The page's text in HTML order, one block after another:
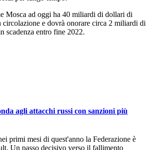
Mosca ad oggi ha 40 miliardi di dollari di
circolazione e dovrà onorare circa 2 miliardi di
scadenza entro fine 2022.
agli attacchi russi con sanzioni più
primi mesi di quest'anno la Federazione è
Un passo decisivo verso il fallimento